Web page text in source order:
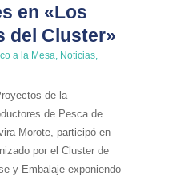
en «Los
del Cluster»
a la Mesa, Noticias,
de la
de Pesca de
Morote, participó en
por el Cluster de
y Embalaje exponiendo